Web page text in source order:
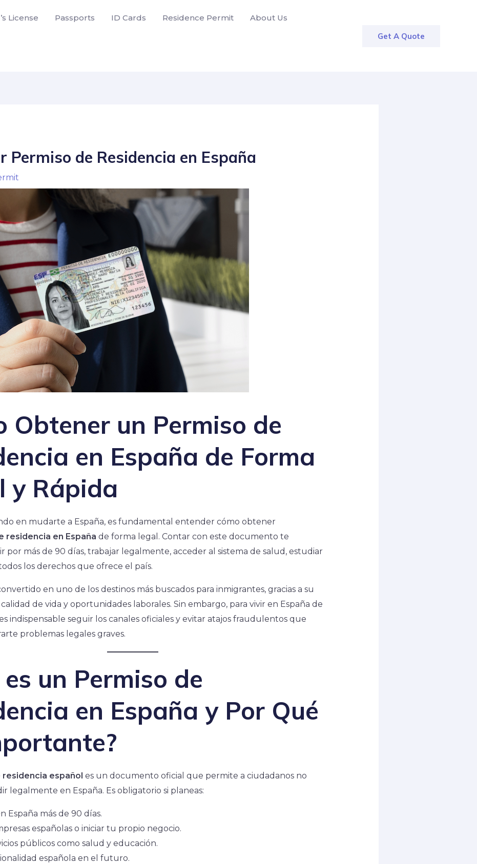
License Passports ID Cards Residence Permit About Us
Get A Quote
Permiso de Residencia en España
Obtener un Permiso de
en España de Forma
y Rápida
en mudarte a España, es fundamental entender cómo obtener
residencia en España de forma legal. Contar con este documento te
por más de 90 días, trabajar legalmente, acceder al sistema de salud, estudiar
los derechos que ofrece el país.
en uno de los destinos más buscados para inmigrantes, gracias a su
de vida y oportunidades laborales. Sin embargo, para vivir en España de
indispensable seguir los canales oficiales y evitar atajos fraudulentos que
problemas legales graves.
es un Permiso de
en España y Por Qué
español es un documento oficial que permite a ciudadanos no
legalmente en España. Es obligatorio si planeas:
España más de 90 días.
españolas o iniciar tu propio negocio.
públicos como salud y educación.
española en el futuro.